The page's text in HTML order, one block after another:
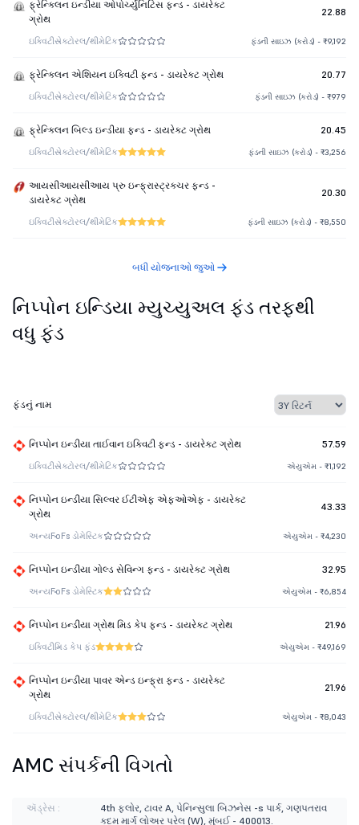
ફ્રેન્ક્લિન ઇન્ડીયા ઓપોર્ચ્યુનિટિસ ફન્ડ - ડાયરેક્ટ
ગ્રોથ
22.88
ઇક્વિટીસેક્ટોરલ/થીમેટિક ફંડની સાઇઝ (કરોડ) - ₹9,192
ફ્રેન્ક્લિન એશિયન ઇક્વિટી ફન્ડ - ડાયરેક્ટ ગ્રોથ 20.77
ઇક્વિટીસેક્ટોરલ/થીમેટિક ફંડની સાઇઝ (કરોડ) - ₹979
ફ્રેન્ક્લિન બિલ્ડ ઇન્ડીયા ફન્ડ - ડાયરેક્ટ ગ્રોથ 20.45
ઇક્વિટીસેક્ટોરલ/થીમેટિક ફંડની સાઇઝ (કરોડ) - ₹3,256
આયસીઆયસીઆય પ્રુ ઇન્ફ્રાસ્ટ્રક્ચર ફન્ડ -
ડાયરેક્ટ ગ્રોથ
20.30
ઇક્વિટીસેક્ટોરલ/થીમેટિક ફંડની સાઇઝ (કરોડ) - ₹8,550
બધી યોજનાઓ જુઓ
નિપ્પોન ઇન્ડિયા મ્યુચ્યુઅલ ફંડ તરફથી
વધુ ફંડ
ફંડનું નામ
નિપ્પોન ઇન્ડીયા તાઈવાન ઇક્વિટી ફન્ડ - ડાયરેક્ટ ગ્રોથ 57.59
ઇક્વિટીસેક્ટોરલ/થીમેટિક એયુએમ - ₹1,192
નિપ્પોન ઇન્ડીયા સિલ્વર ઈટીએફ એફઓએફ - ડાયરેક્ટ
ગ્રોથ
43.33
અન્યFoFs ડોમેસ્ટિક એયુએમ - ₹4,230
નિપ્પોન ઇન્ડીયા ગોલ્ડ સેવિન્ગ ફન્ડ - ડાયરેક્ટ ગ્રોથ 32.95
અન્યFoFs ડોમેસ્ટિક એયુએમ - ₹6,854
નિપ્પોન ઇન્ડીયા ગ્રોથ મિડ કેપ ફન્ડ - ડાયરેક્ટ ગ્રોથ 21.96
ઇક્વિટીમિડ કેપ ફંડ એયુએમ - ₹49,169
નિપ્પોન ઇન્ડીયા પાવર એન્ડ ઇન્ફ્રા ફન્ડ - ડાયરેક્ટ
ગ્રોથ
21.96
ઇક્વિટીસેક્ટોરલ/થીમેટિક એયુએમ - ₹8,043
AMC સંપર્કની વિગતો
ઍડ્રેસ :
4th ફ્લોર, ટાવર A, પેનિન્સુલા બિઝનેસ -s પાર્ક, ગણપતરાવ
કદમ માર્ગ લોઅર પરેલ (W), મુંબઈ - 400013.